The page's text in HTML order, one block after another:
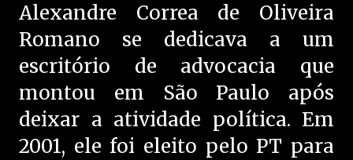
Alexandre Correa de Oliveira
Romano se dedicava a um
escritório de advocacia que
montou em São Paulo após
deixar a atividade política. Em
2001, ele foi eleito pelo PT para